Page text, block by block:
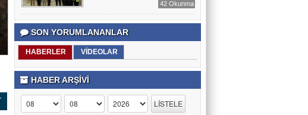
42 Okunma
SON YORUMLANANLAR
HABERLER VİDEOLAR
HABER ARŞİVİ